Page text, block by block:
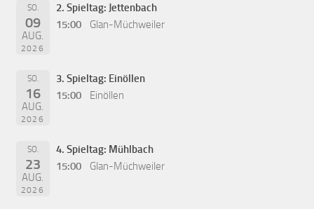
SO.
09
AUG.
2026
2. Spieltag: Jettenbach
15:00
Glan-Müchweiler
SO.
16
AUG.
2026
3. Spieltag: Einöllen
15:00
Einöllen
SO.
23
AUG.
2026
4. Spieltag: Mühlbach
15:00
Glan-Müchweiler